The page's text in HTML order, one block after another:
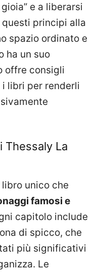
e a liberarsi
principi alla
spazio ordinato e
ha un suo
offre consigli
libri per renderli
Thessaly La
libro unico che
famosi e
capitolo include
di spicco, che
più significativi
Le